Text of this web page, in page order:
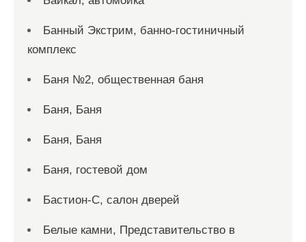
Банный Экстрим, банно-гостиничный
комплекс
Баня №2, общественная баня
Баня, Баня
Баня, Баня
Баня, гостевой дом
Бастион-С, салон дверей
Белые камни, Представительство в